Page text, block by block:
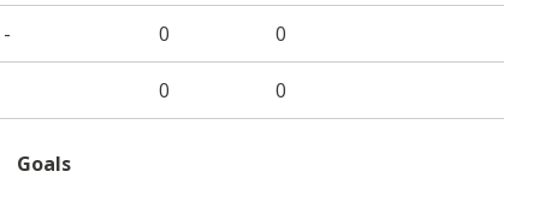
- 0 0
0 0
Goals